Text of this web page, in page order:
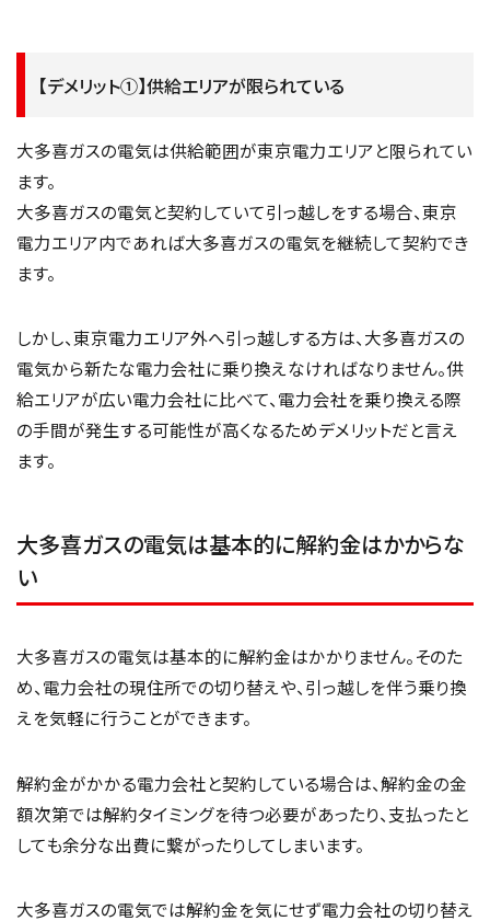
【デメリット①】供給エリアが限られている
大多喜ガスの電気は供給範囲が東京電力エリアと限られてい
ます。
大多喜ガスの電気と契約していて引っ越しをする場合、東京
電力エリア内であれば大多喜ガスの電気を継続して契約でき
ます。
しかし、東京電力エリア外へ引っ越しする方は、大多喜ガスの
電気から新たな電力会社に乗り換えなければなりません。供
給エリアが広い電力会社に比べて、電力会社を乗り換える際
の手間が発生する可能性が高くなるためデメリットだと言え
ます。
大多喜ガスの電気は基本的に解約金はかからな
い
大多喜ガスの電気は基本的に解約金はかかりません。そのた
め、電力会社の現住所での切り替えや、引っ越しを伴う乗り換
えを気軽に行うことができます。
解約金がかかる電力会社と契約している場合は、解約金の金
額次第では解約タイミングを待つ必要があったり、支払ったと
しても余分な出費に繋がったりしてしまいます。
大多喜ガスの電気では解約金を気にせず電力会社の切り替え